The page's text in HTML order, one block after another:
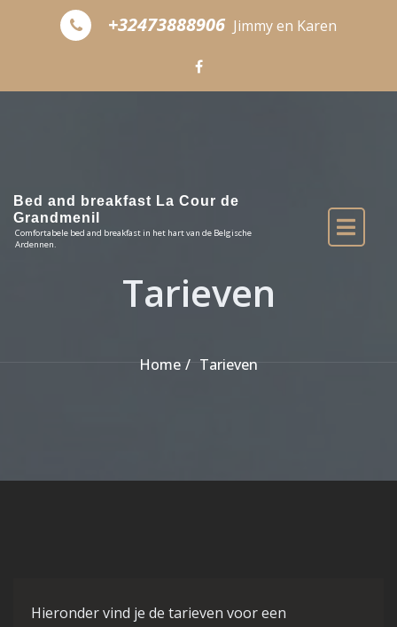
Skip to the content
+32473888906 Jimmy en Karen
Bed and breakfast La Cour de
Grandmenil
Comfortabele bed and breakfast in het hart van de Belgische
Ardennen.
Tarieven
Home Tarieven
Hieronder vind je de tarieven voor een